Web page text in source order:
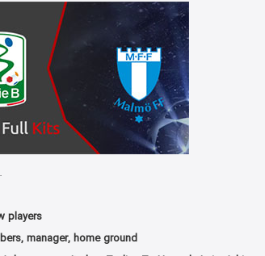
players
manager, home ground